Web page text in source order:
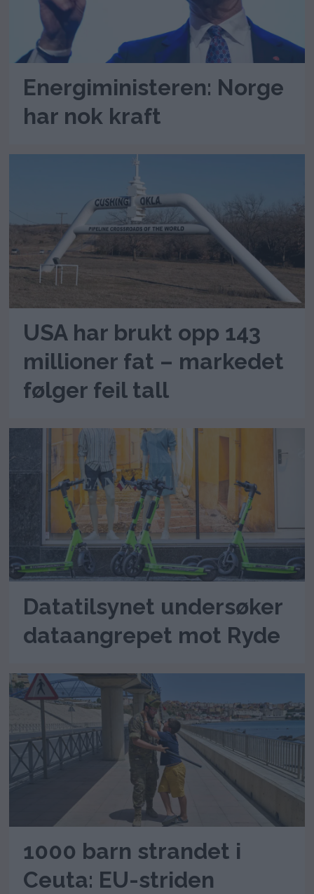
Energiministeren: Norge
har nok kraft
USA har brukt opp 143
millioner fat – markedet
følger feil tall
Datatilsynet undersøker
dataangrepet mot Ryde
1000 barn strandet i
Ceuta: EU-striden